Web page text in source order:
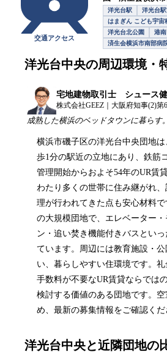
交通アクセス
洋光台駅 洋光台
はまぎん こども宇宙
洋光台北公園
港
済生会横浜市南部病
洋光台中央の周辺環境・
宅地建物取引士 シュース
株式会社GEEZ｜大阪府知事(2)第
成熟した横浜のベッドタウンに暮らす。
横浜市磯子区の洋光台中央団地
歩1分の駅近の立地にあり、鉄筋
管理開始からおよそ54年のUR賃
わたり多くの世帯に住み継がれ
理が行われてきた点も安心材料で
の大規模団地で、エレベーター
ン・追い焚き機能付きバスとい
ています。周辺には教育施設・
い、暮らしやすい住環境です。
手数料が不要なUR賃貸ならでは
検討する価値のある団地です。
め、最新の募集情報をご確認くだ
洋光台中央と近隣団地の